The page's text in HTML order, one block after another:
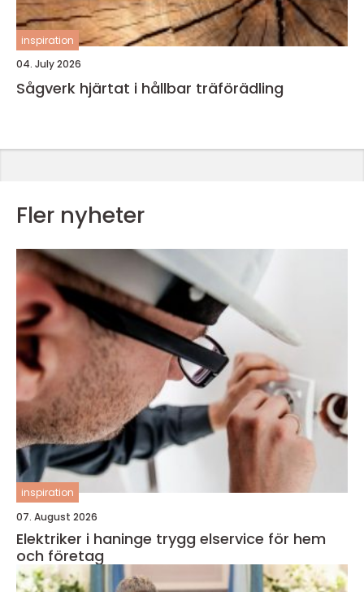
inspiration
04. July 2026
Sågverk hjärtat i hållbar träförädling
Fler nyheter
inspiration
07. August 2026
Elektriker i haninge trygg elservice för hem
och företag